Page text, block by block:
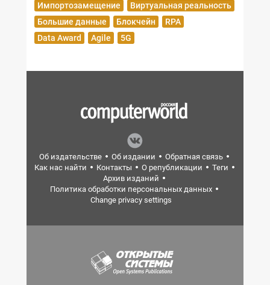
Импортозамещение
Виртуальная реальность
Большие данные
Блокчейн
RPA
Data Award
Agile 5G
Об издательстве Об издании
Обратная связь
Как нас найти
Контакты О републикации
Теги
Архив изданий
Политика обработки персональных данных
Change privacy settings